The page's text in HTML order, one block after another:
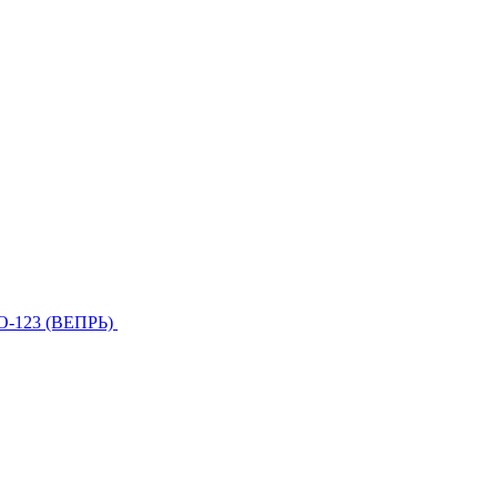
123 (ВЕПРЬ)